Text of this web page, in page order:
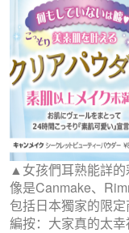
▲女孩們耳熟能詳的
像是Canmake、
包括日本獨家的限定
編按：大家真的太幸